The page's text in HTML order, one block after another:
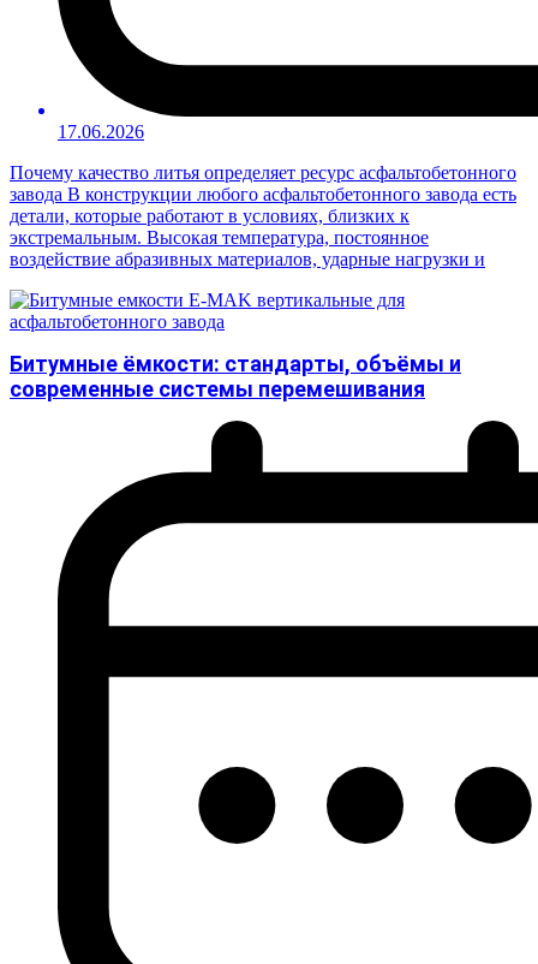
17.06.2026
Почему качество литья определяет ресурс асфальтобетонного
завода В конструкции любого асфальтобетонного завода есть
детали, которые работают в условиях, близких к
экстремальным. Высокая температура, постоянное
воздействие абразивных материалов, ударные нагрузки и
Битумные ёмкости: стандарты, объёмы и
современные системы перемешивания